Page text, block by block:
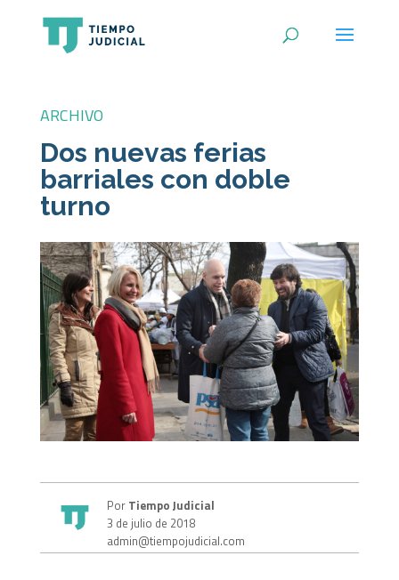
ARCHIVO
Dos nuevas ferias
barriales con doble
turno
PorTiempo Judicial
3 de julio de 2018
admin@tiempojudicial.com